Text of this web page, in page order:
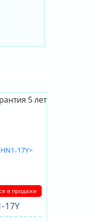
в продаже
17Y